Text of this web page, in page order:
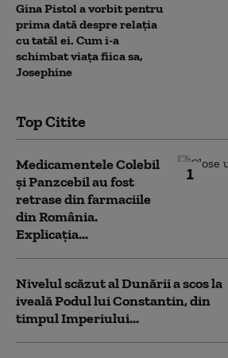
Gina Pistol a vorbit pentru
prima dată despre relația
cu tatăl ei. Cum i-a
schimbat viața fiica sa,
Josephine
Top Citite
1
Medicamentele Colebil
și Panzcebil au fost
retrase din farmaciile
din România.
Explicația...
Nivelul scăzut al Dunării a scos la
iveală Podul lui Constantin, din
timpul Imperiului...